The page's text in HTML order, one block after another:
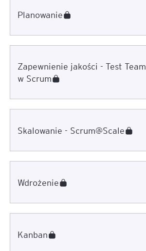
Planowanie
Zapewnienie jakości - Test Team
w Scrum
Skalowanie - Scrum@Scale
Wdrożenie
Kanban